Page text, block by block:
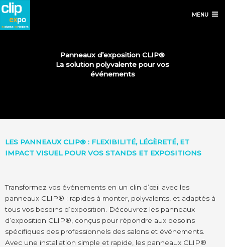
MENU
Panneaux d’exposition CLIP®
La solution polyvalente pour vos
événements
LES PANNEAUX CLIP® : FLEXIBILITÉ, LÉGÈRETÉ, ET
IMPACT VISUEL POUR VOS STANDS ET EXPOSITIONS
Transformez vos événements en un clin d’œil avec les
panneaux CLIP® : rapides à monter, polyvalents, et adaptés à
tous vos besoins d’exposition. Découvrez les panneaux
d’exposition CLIP®, conçus pour répondre aux besoins
spécifiques des professionnels des salons et événements.
Avec une installation simple et rapide, les panneaux CLIP®